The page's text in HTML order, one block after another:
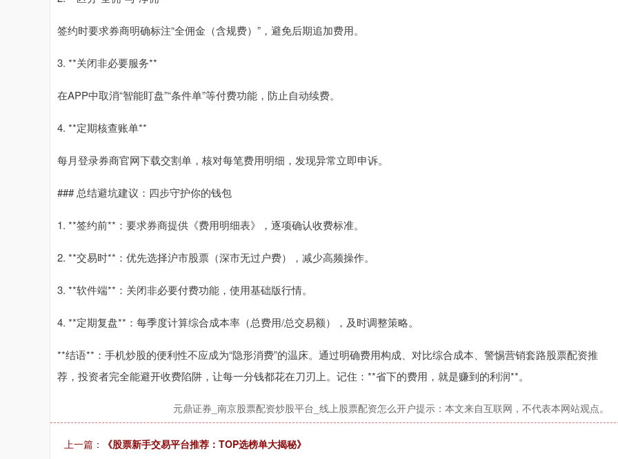
签约时要求券商明确标注“全佣金（含规费）”，避免后期追加费用。
3. **关闭非必要服务**
在APP中取消“智能盯盘”“条件单”等付费功能，防止自动续费。
4. **定期核查账单**
每月登录券商官网下载交割单，核对每笔费用明细，发现异常立即申诉。
### 总结避坑建议：四步守护你的钱包
1. **签约前**：要求券商提供《费用明细表》，逐项确认收费标准。
2. **交易时**：优先选择沪市股票（深市无过户费），减少高频操作。
3. **软件端**：关闭非必要付费功能，使用基础版行情。
4. **定期复盘**：每季度计算综合成本率（总费用/总交易额），及时调整策略。
**结语**：手机炒股的便利性不应成为“隐形消费”的温床。通过明确费用构成、对比综合成本、警惕营销套路股票配资推
荐，投资者完全能避开收费陷阱，让每一分钱都花在刀刃上。记住：**省下的费用，就是赚到的利润**。
元鼎证券_南京股票配资炒股平台_线上股票配资怎么开户提示：本文来自互联网，不代表本网站观点。
上一篇： 《股票新手交易平台推荐：TOP选榜单大揭秘》